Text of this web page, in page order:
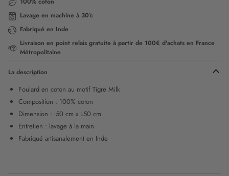
Lavage en machine à 30°c
Fabriqué en Inde
Livraison en point relais gratuite à partir de 100€ d'achats en France
Métropolitaine
La description
Foulard en coton au motif Tigre Milk
Composition : 100% coton
Dimension : l50 cm x L50 cm
Entretien : lavage à la main
Fabriqué artisanalement en Inde